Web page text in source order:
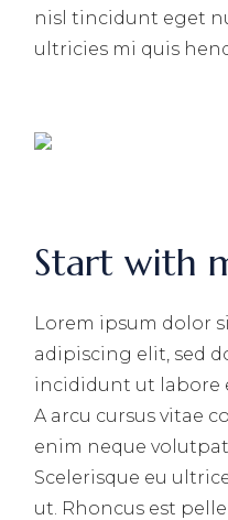
nisl tincidunt eget
ultricies mi quis
Start with
Lorem ipsum dolor
adipiscing elit, sed
incididunt ut labore
A arcu cursus vitae
enim neque
Scelerisque eu
ut. Rhoncus est